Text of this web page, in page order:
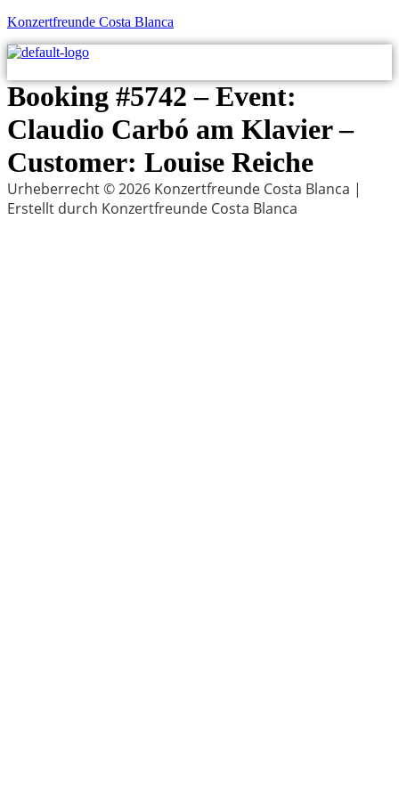
Konzertfreunde Costa Blanca
Booking #5742 – Event:
Claudio Carbó am Klavier –
Customer: Louise Reiche
Urheberrecht © 2026 Konzertfreunde Costa Blanca |
Erstellt durch Konzertfreunde Costa Blanca